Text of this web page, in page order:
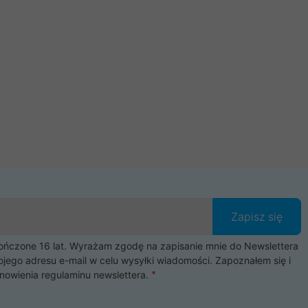
Zapisz się
16 lat. Wyrażam zgodę na zapisanie mnie do Newslettera
adresu e-mail w celu wysyłki wiadomości. Zapoznałem się i
regulaminu newslettera.